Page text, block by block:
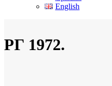
English
РГ 1972.